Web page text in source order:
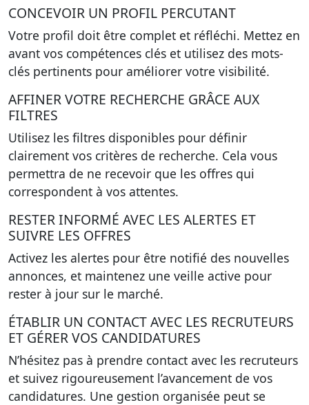
CONCEVOIR UN PROFIL PERCUTANT
Votre profil doit être complet et réfléchi. Mettez en
avant vos compétences clés et utilisez des mots-
clés pertinents pour améliorer votre visibilité.
AFFINER VOTRE RECHERCHE GRÂCE AUX
FILTRES
Utilisez les filtres disponibles pour définir
clairement vos critères de recherche. Cela vous
permettra de ne recevoir que les offres qui
correspondent à vos attentes.
RESTER INFORMÉ AVEC LES ALERTES ET
SUIVRE LES OFFRES
Activez les alertes pour être notifié des nouvelles
annonces, et maintenez une veille active pour
rester à jour sur le marché.
ÉTABLIR UN CONTACT AVEC LES RECRUTEURS
ET GÉRER VOS CANDIDATURES
N’hésitez pas à prendre contact avec les recruteurs
et suivez rigoureusement l’avancement de vos
candidatures. Une gestion organisée peut se